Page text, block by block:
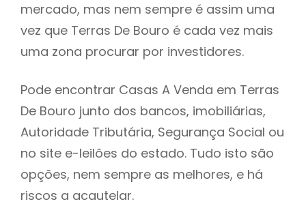
mercado, mas nem sempre é assim uma
vez que Terras De Bouro é cada vez mais
uma zona procurar por investidores.
Pode encontrar Casas A Venda em Terras
De Bouro junto dos bancos, imobiliárias,
Autoridade Tributária, Segurança Social ou
no site e-leilões do estado. Tudo isto são
opções, nem sempre as melhores, e há
riscos a acautelar.